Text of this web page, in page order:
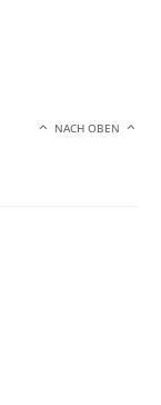
NACH OBEN